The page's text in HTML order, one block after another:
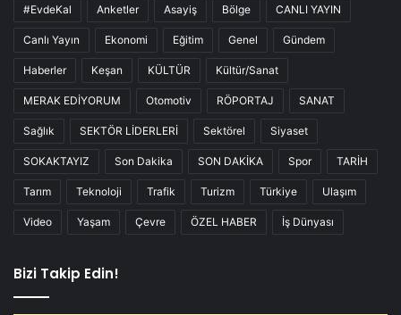
#EvdeKal Anketler Asayiş Bölge CANLI YAYIN
Canlı Yayın Ekonomi Eğitim Genel Gündem
Haberler Keşan KÜLTÜR Kültür/Sanat
MERAK EDİYORUM Otomotiv RÖPORTAJ SANAT
Sağlık SEKTÖR LİDERLERİ Sektörel Siyaset
SOKAKTAYIZ Son Dakika SON DAKİKA Spor TARİH
Tarım Teknoloji Trafik Turizm Türkiye Ulaşım
Video Yaşam Çevre ÖZEL HABER İş Dünyası
Bizi Takip Edin!